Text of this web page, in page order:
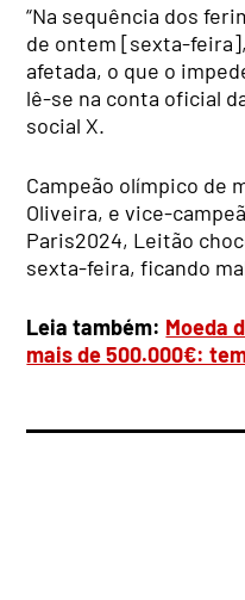
“Na sequência dos
de ontem [sexta-
afetada, o que o
lê-se na conta oficial
social X.
Campeão olímpico de
Oliveira, e vice-
Paris2024, Leitão
sexta-feira, ficando
Leia também: Moeda
mais de 500.000€: